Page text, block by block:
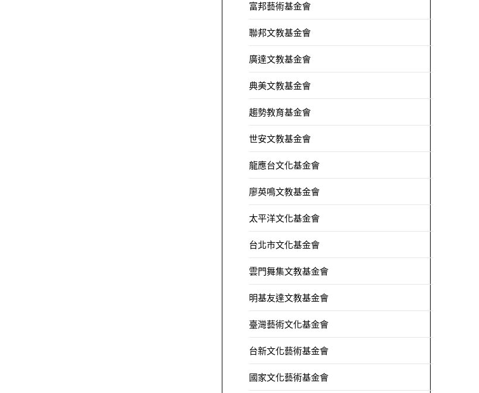
富邦藝術基金會
聯邦文教基金會
廣達文教基金會
典美文教基金會
趨勢教育基金會
世安文教基金會
龍應台文化基金會
廖英鳴文教基金會
太平洋文化基金會
台北市文化基金會
雲門舞集文教基金會
明基友達文教基金會
臺灣藝術文化基金會
台新文化藝術基金會
國家文化藝術基金會